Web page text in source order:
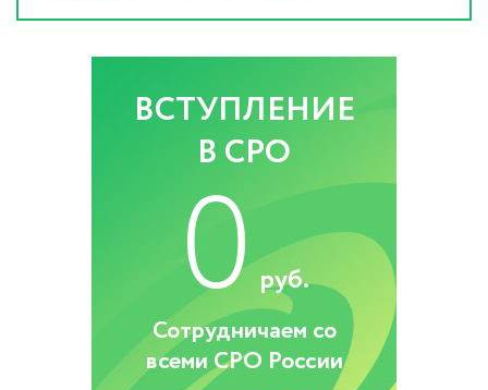
ВСТУПЛЕНИЕ
В СРО
0 руб.
Сотрудничаем со
всеми СРО России